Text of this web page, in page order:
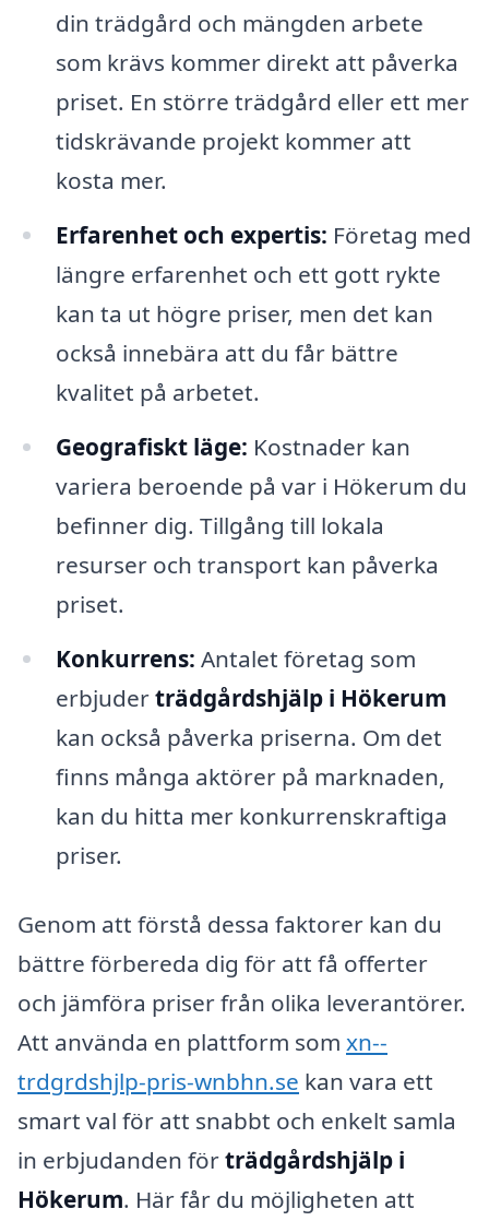
din trädgård och mängden arbete
som krävs kommer direkt att påverka
priset. En större trädgård eller ett mer
tidskrävande projekt kommer att
kosta mer.
Erfarenhet och expertis: Företag med
längre erfarenhet och ett gott rykte
kan ta ut högre priser, men det kan
också innebära att du får bättre
kvalitet på arbetet.
Geografiskt läge: Kostnader kan
variera beroende på var i Hökerum du
befinner dig. Tillgång till lokala
resurser och transport kan påverka
priset.
Konkurrens: Antalet företag som
erbjuderträdgårdshjälp i Hökerum
kan också påverka priserna. Om det
finns många aktörer på marknaden,
kan du hitta mer konkurrenskraftiga
priser.
Genom att förstå dessa faktorer kan du
bättre förbereda dig för att få offerter
och jämföra priser från olika leverantörer.
Att använda en plattform som xn--
trdgrdshjlp-pris-wnbhn.se kan vara ett
smart val för att snabbt och enkelt samla
in erbjudanden förträdgårdshjälp i
Hökerum. Här får du möjligheten att